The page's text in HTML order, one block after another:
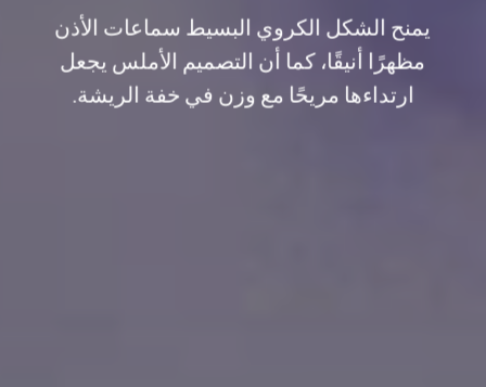
يمنح الشكل الكروي البسيط سماعات الأذن
مظهرًا أنيقًا، كما أن التصميم الأملس يجعل
ارتداءها مريحًا مع وزن في خفة الريشة.